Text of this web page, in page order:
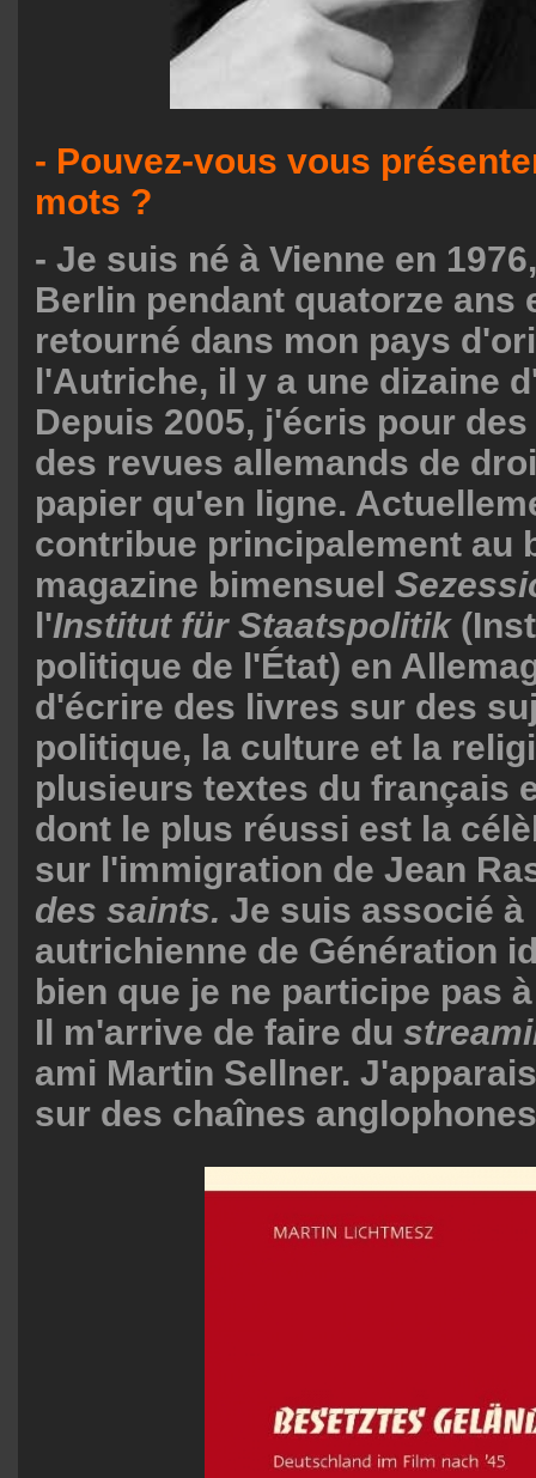
- Pouvez-vous vous
mots ?
- Je suis né à Vienne en
Berlin pendant quatorze ans
retourné dans mon pays
l'Autriche, il y a une dizaine
Depuis 2005, j'écris pour
des revues allemands de
papier qu'en ligne.
contribue principalement au
magazine bimensuel
l'Institut für Staatspolitik
politique de l'État) en
d'écrire des livres sur des
politique, la culture et la
plusieurs textes du français
dont le plus réussi est la
sur l'immigration de Jean
des saints. Je suis associé à
autrichienne de Génération
bien que je ne participe pas
Il m'arrive de faire du
ami Martin Sellner.
sur des chaînes